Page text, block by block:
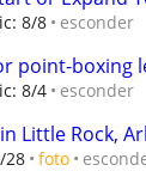
8/8 esconder
point-boxing
8/4 esconder
Little Rock,
28 foto